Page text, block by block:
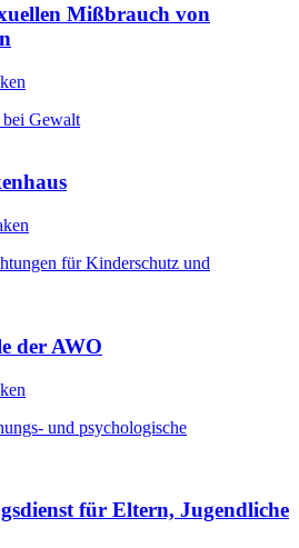
Mißbrauch von
bei Gewalt
für Kinderschutz und
der AWO
und psychologische
für Eltern, Jugendliche